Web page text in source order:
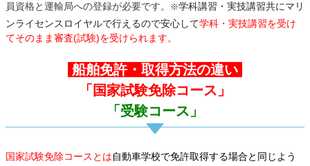
員資格と運輸局への登録が必要です。
※学科講習・実技講習共にマリ
ンライセンスロイヤルで行えるので安心して学科・実技講習を受け
てそのまま審査(試験)を受けられます。
船舶免許・取得方法の違い
「国家試験免除コース」
「受験コース」
国家試験免除コースとは自動車学校で免許取得する場合と同じよう